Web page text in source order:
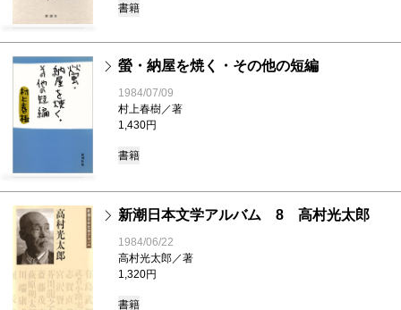
書籍
螢・納屋を焼く・その他の短編
1984/07/09
村上春樹／著
1,430円
書籍
新潮日本文学アルバム 8 高村光太郎
1984/06/22
高村光太郎／著
1,320円
書籍